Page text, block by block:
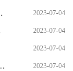
充_当前简讯 2023-07-04
点 2023-07-04
2023-07-04
万财产被冻结，实控企业超80家 2023-07-04